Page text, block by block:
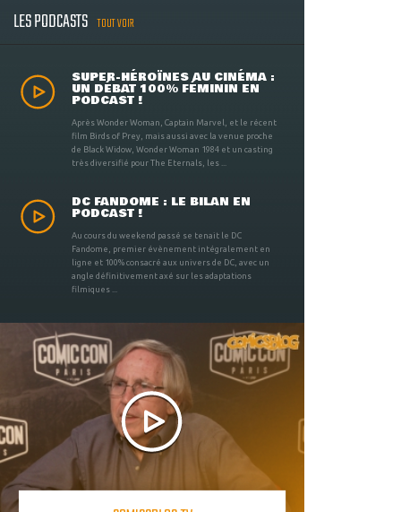
LES PODCASTS TOUT VOIR
SUPER-HÉROÏNES AU CINÉMA :
UN DÉBAT 100% FÉMININ EN
PODCAST !
Après Wonder Woman, Captain Marvel, et le récent
film Birds of Prey, mais aussi avec la venue proche
de Black Widow, Wonder Woman 1984 et un casting
très diversifié pour The Eternals, les ...
DC FANDOME : LE BILAN EN
PODCAST !
Au cours du weekend passé se tenait le DC
Fandome, premier évènement intégralement en
ligne et 100% consacré aux univers de DC, avec un
angle définitivement axé sur les adaptations
filmiques ...